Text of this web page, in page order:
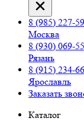
8 (985) 227-
Москва
8 (930) 069-
Рязань
8 (915) 234-
Ярославль
Заказать
Каталог